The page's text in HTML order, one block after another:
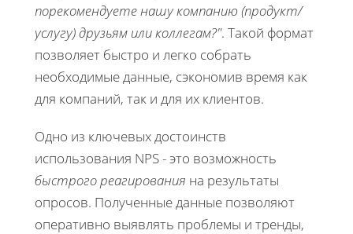
порекомендуете нашу компанию (продукт/
услугу) друзьям или коллегам?". Такой формат
позволяет быстро и легко собрать
необходимые данные, сэкономив время как
для компаний, так и для их клиентов.
Одно из ключевых достоинств
использования NPS - это возможность
быстрого реагирования на результаты
опросов. Полученные данные позволяют
оперативно выявлять проблемы и тренды,